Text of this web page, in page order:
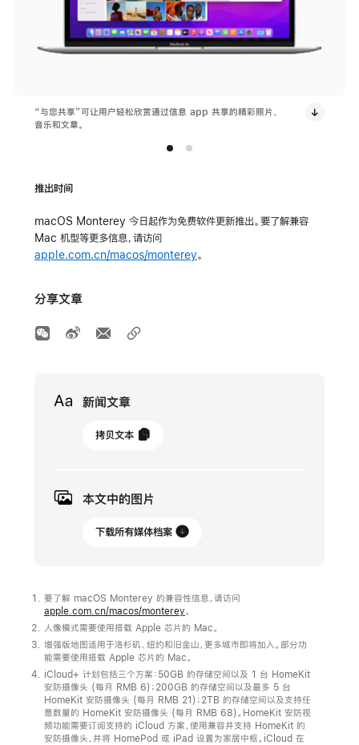
“与您共享”可让用户轻松欣赏通过信息 app 共享的精彩照片、
音乐和文章。
推出时间
macOS Monterey 今日起作为免费软件更新推出。要了解兼容
Mac 机型等更多信息，请访问
apple.com.cn/macos/monterey。
分享文章
新闻文章
2021
月
macOS
Monterey
现
已
正
式
发
拷贝文本
本文中的图片
下载所有媒体档案
要了解 macOS Monterey 的兼容性信息，请访问
apple.com.cn/macos/monterey。
人像模式需要使用搭载 Apple 芯片的 Mac。
增强版地图适用于洛杉矶、纽约和旧金山，更多城市即将加入。部分功
能需要使用搭载 Apple 芯片的 Mac。
iCloud+ 计划包括三个方案：50GB 的存储空间以及 1 台 HomeKit
安防摄像头 (每月 RMB 6)；200GB 的存储空间以及最多 5 台
HomeKit 安防摄像头 (每月 RMB 21)；2TB 的存储空间以及支持任
意数量的 HomeKit 安防摄像头 (每月 RMB 68)。HomeKit 安防视
频功能需要订阅支持的 iCloud 方案，使用兼容并支持 HomeKit 的
安防摄像头，并将 HomePod 或 iPad 设置为家居中枢。iCloud 在